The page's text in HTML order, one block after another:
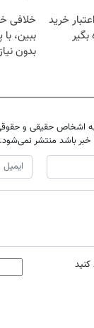
اعتبار خرید
خلافی
ببین،
بدون
اشخاص حقیقی و
خبر باشد منتشر نمی‌شود.